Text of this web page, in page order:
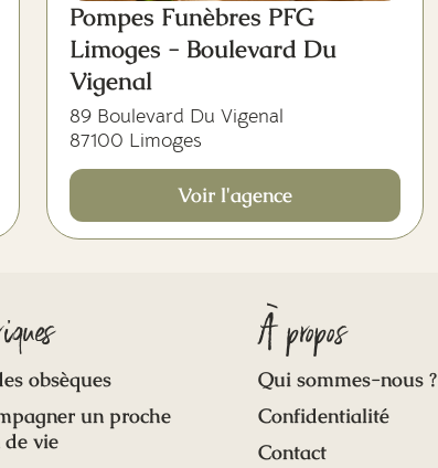
Pompes Funèbres PFG
Limoges - Boulevard Du
Vigenal
89 Boulevard Du Vigenal
87100 Limoges
Voir l'agence
obsèques
un proche
vie
À propos
Qui sommes-nous ?
Confidentialité
Contact